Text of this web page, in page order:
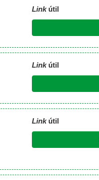
Linkútil
Linkútil
Linkútil